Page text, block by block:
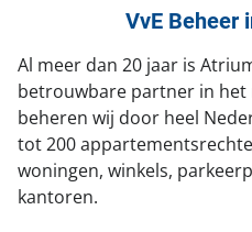
VvE Beheer
Al meer dan 20 jaar is
betrouwbare partner in het
beheren wij door heel
tot 200
woningen, winkels,
kantoren.